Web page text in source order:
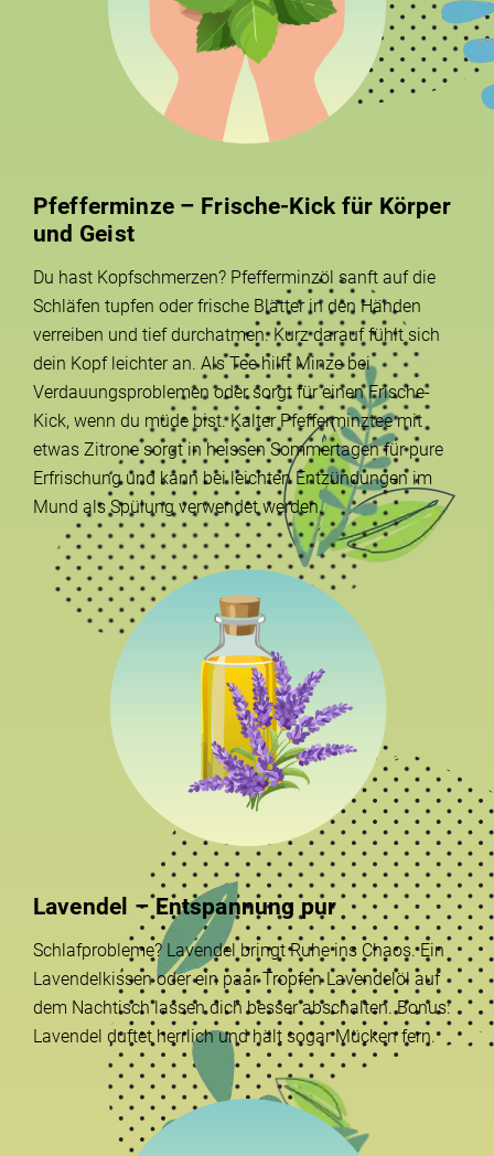
Pfefferminze – Frische-Kick für Körper
und Geist
Du hast Kopfschmerzen? Pfefferminzöl sanft auf die
Schläfen tupfen oder frische Blätter in den Händen
verreiben und tief durchatmen. Kurz darauf fühlt sich
dein Kopf leichter an. Als Tee hilft Minze bei
Verdauungsproblemen oder sorgt für einen Frische-
Kick, wenn du müde bist. Kalter Pfefferminztee mit
etwas Zitrone sorgt in heissen Sommertagen für pure
Erfrischung und kann bei leichten Entzündungen im
Mund als Spülung verwendet werden.
Lavendel – Entspannung pur
Schlafprobleme? Lavendel bringt Ruhe ins Chaos. Ein
Lavendelkissen oder ein paar Tropfen Lavendelöl auf
dem Nachtisch lassen dich besser abschalten. Bonus:
Lavendel duftet herrlich und hält sogar Mücken fern.